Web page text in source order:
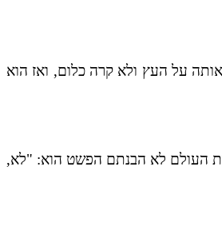
על העץ ולא קרה כלום, ואז הוא
העולם לא הבנתם הפשט הוא: "לא,